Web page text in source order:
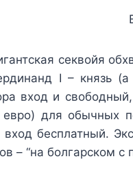
секвойя
I – князь
вход и
для обычных
бесплатный.
– “на болгарском с